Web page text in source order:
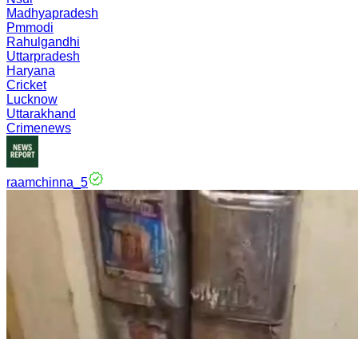
Madhyapradesh
Pmmodi
Rahulgandhi
Uttarpradesh
Haryana
Cricket
Lucknow
Uttarakhand
Crimenews
raamchinna_5